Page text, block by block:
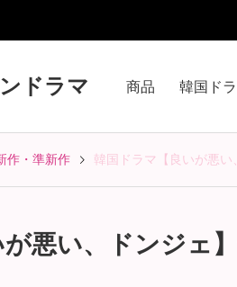
ドラマ 商品 韓国ド
作・準新作 韓国ドラマ【良いが悪
が悪い、ドンジェ